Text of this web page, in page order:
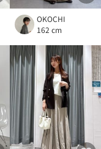
OKOCHI
162 cm